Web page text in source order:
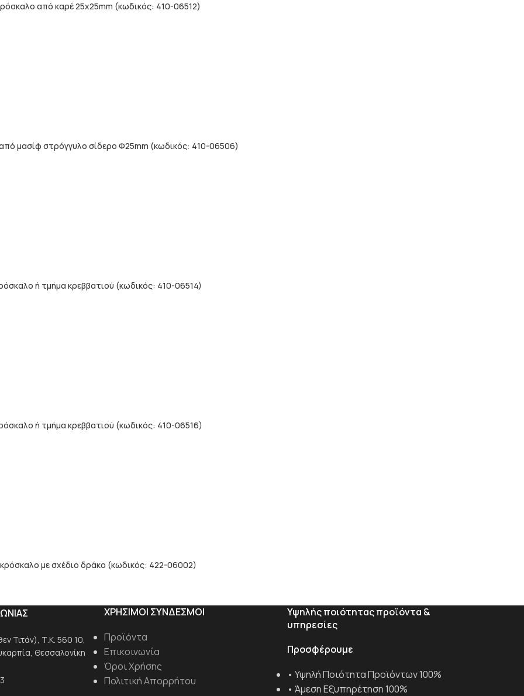
από καρέ 25x25mm (κωδικός: 410-06512)
μασίφ στρόγγυλο σίδερο Φ25mm (κωδικός: 410-06506)
ή τμήμα κρεββατιού (κωδικός: 410-06514)
ή τμήμα κρεββατιού (κωδικός: 410-06516)
με σχέδιο δράκο (κωδικός: 422-06002)
Τιτάν), Τ.Κ. 560 10,
Θεσσαλονίκη
ΧΡΗΣΙΜΟΙ ΣΥΝΔΕΣΜΟΙ
Προϊόντα
Επικοινωνία
Όροι Χρήσης
Πολιτική Απορρήτου
Υψηλής ποιότητας προϊόντα &
υπηρεσίες
Προσφέρουμε
• Υψηλή Ποιότητα Προϊόντων 100%
• Άμεση Εξυπηρέτηση 100%